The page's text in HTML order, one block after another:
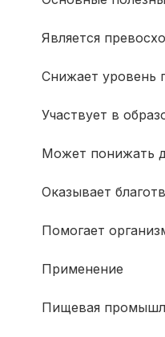
Является
Снижает уровень
Участвует в
Может понижать
Оказывает
Помогает
Применение
Пищевая